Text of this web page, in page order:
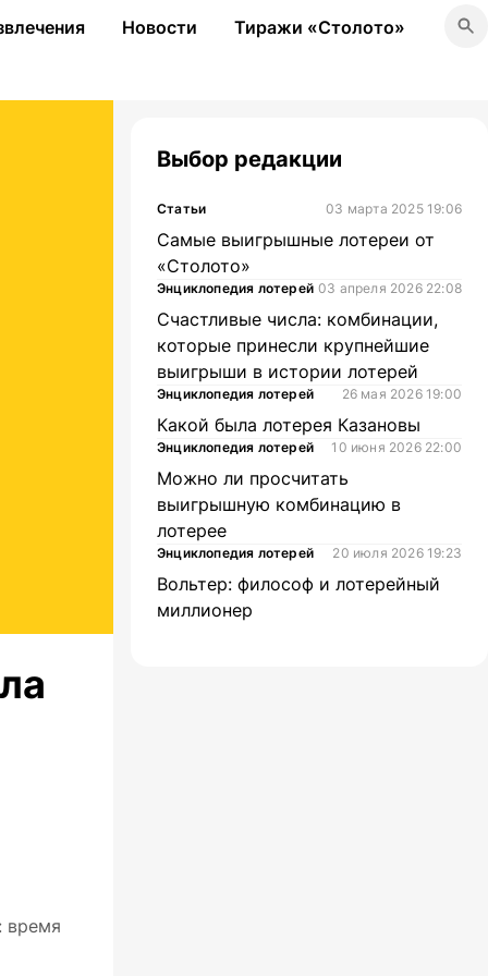
Новости Тиражи «Столото»
время
Выбор редакции
Статьи 03 марта 2025 19:06
Самые выигрышные лотереи от
«Столото»
Энциклопедия лотерей 03 апреля 2026 22:08
Счастливые числа: комбинации,
которые принесли крупнейшие
выигрыши в истории лотерей
Энциклопедия лотерей 26 мая 2026 19:00
Какой была лотерея Казановы
Энциклопедия лотерей 10 июня 2026 22:00
Можно ли просчитать
выигрышную комбинацию в
лотерее
Энциклопедия лотерей 20 июля 2026 19:23
Вольтер: философ и лотерейный
миллионер